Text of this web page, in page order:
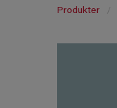
Produkter